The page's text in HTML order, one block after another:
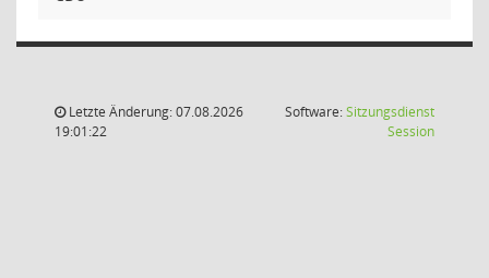
Letzte Änderung: 07.08.2026
19:01:22
Software:Sitzungsdienst
Session(Wird in